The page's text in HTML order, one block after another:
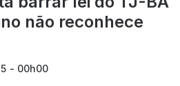
não reconhece
- 00h00